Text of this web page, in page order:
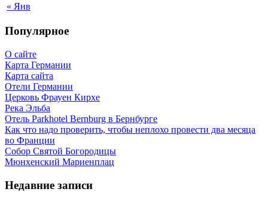
« Янв
Популярное
О сайте
Карта Германии
Карта сайта
Отели Германии
Церковь Фрауен Кирхе
Река Эльба
Отель Parkhotel Bernburg в Бернбурге
Как что надо проверить, чтобы неплохо провести два месяца
во Франции
Собор Святой Богородицы
Мюнхенский Мариенплац
Недавние записи